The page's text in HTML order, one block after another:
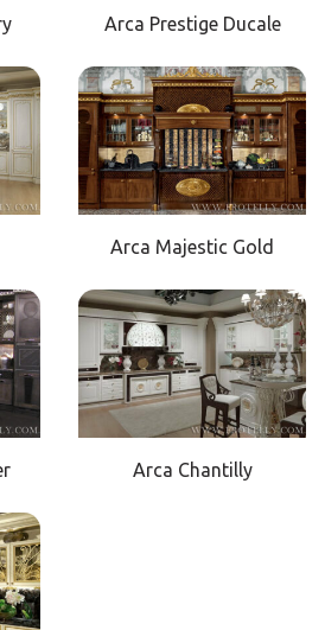
Arca Prestige Ducale
Arca Majestic Gold
Arca Chantilly